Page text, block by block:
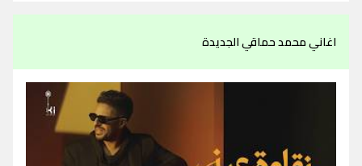
اغاني محمد حماقي الجديدة